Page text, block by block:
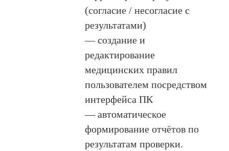
(согласие / несогласие с
результатами)
— создание и
редактирование
медицинских правил
пользователем посредством
интерфейса ПК
— автоматическое
формирование отчётов по
результатам проверки.